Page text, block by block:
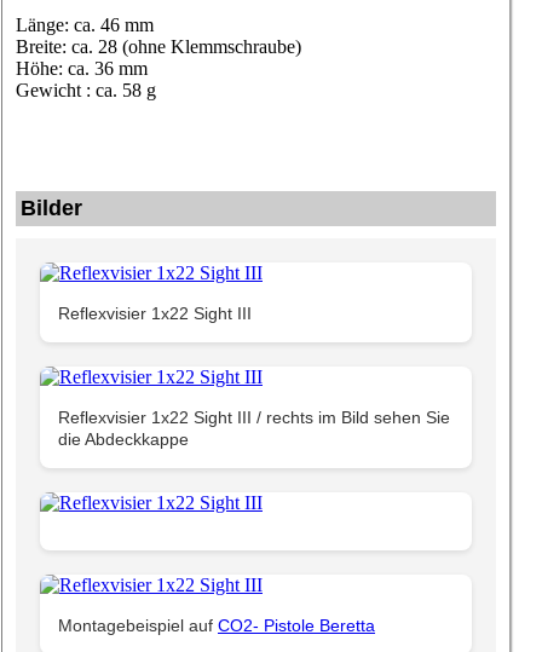
Länge: ca. 46 mm
Breite: ca. 28 (ohne Klemmschraube)
Höhe: ca. 36 mm
Gewicht : ca. 58 g
Bilder
Reflexvisier 1x22 Sight III
Reflexvisier 1x22 Sight III / rechts im Bild sehen Sie
die Abdeckkappe
Montagebeispiel auf CO2- Pistole Beretta